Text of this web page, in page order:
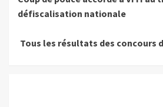
Reading
défiscalisation nationale
Tous les résultats des concours